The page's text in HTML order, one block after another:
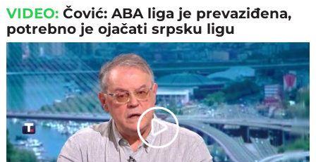
VIDEO:Čović: ABA liga je prevaziđena,
potrebno je ojačati srpsku ligu
Play